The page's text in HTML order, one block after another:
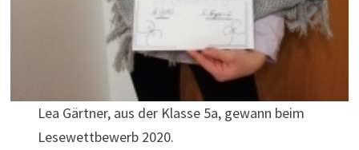
Lea Gärtner, aus der Klasse 5a, gewann beim
Lesewettbewerb 2020.